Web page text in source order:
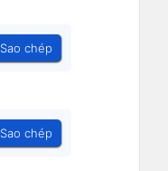
Sao chép
Sao chép